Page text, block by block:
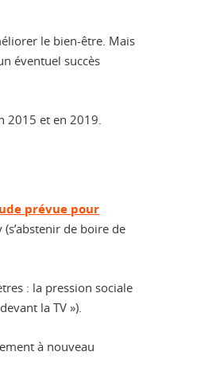
le bien-être. Mais
éventuel succès
2015 et en 2019.
prévue pour
de boire de
: la pression sociale
la TV »).
à nouveau